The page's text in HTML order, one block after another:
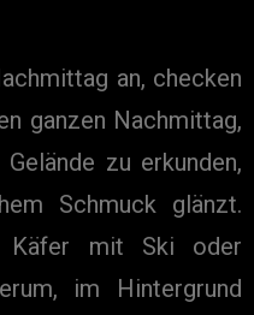
an, checken
ganzen Nachmittag,
zu erkunden,
Schmuck glänzt.
mit Ski oder
im Hintergrund